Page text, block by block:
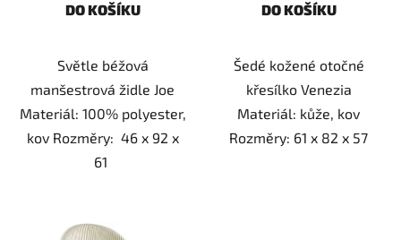
DO KOŠÍKU
Světle béžová
manšestrová židle Joe
Materiál: 100% polyester,
kov Rozměry: 46 x 92 x
61
DO KOŠÍKU
Šedé kožené otočné
křesílko Venezia
Materiál: kůže, kov
Rozměry: 61 x 82 x 57